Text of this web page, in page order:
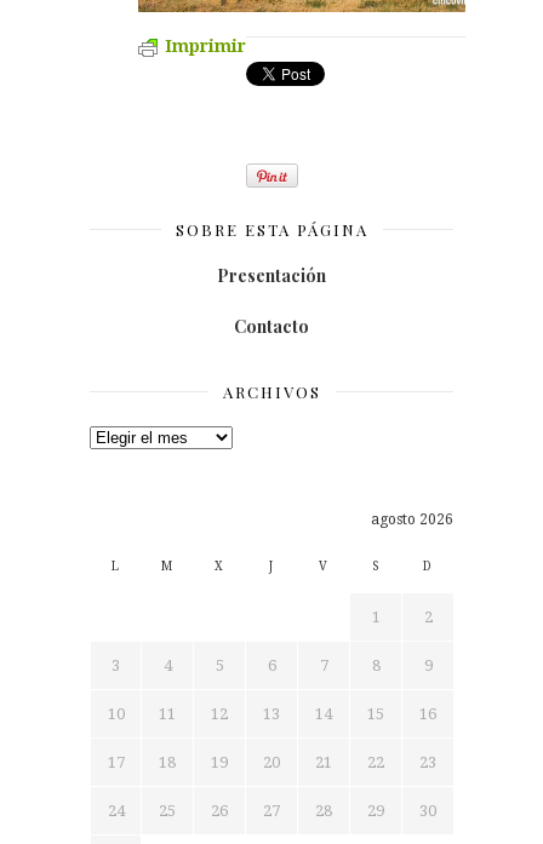
Imprimir
SOBRE ESTA PÁGINA
Presentación
Contacto
ARCHIVOS
Archivos
agosto 2026
L M X J V S D
1 2
3 4 5 6 7 8 9
10 11 12 13 14 15 16
17 18 19 20 21 22 23
24 25 26 27 28 29 30